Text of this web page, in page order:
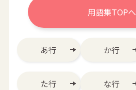
用語集TOPへ
あ行 か行
た行 な行